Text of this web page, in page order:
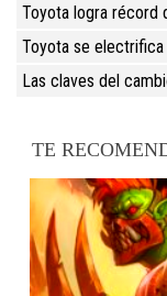
Toyota logra récord
Toyota se electrifica
Las claves del
TE